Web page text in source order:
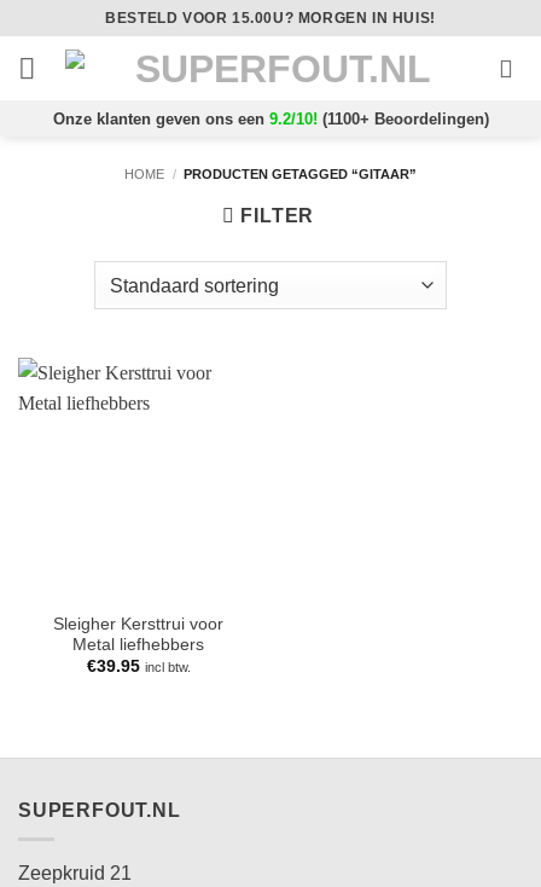
inhoud
BESTELD VOOR 15.00U? MORGEN IN HUIS!
Onze klanten geven ons een 9.2/10! (1100+ Beoordelingen)
HOME / PRODUCTEN GETAGGED “GITAAR”
FILTER
Sleigher Kersttrui voor
Metal liefhebbers
€39.95 incl btw.
SUPERFOUT.NL
Zeepkruid 21